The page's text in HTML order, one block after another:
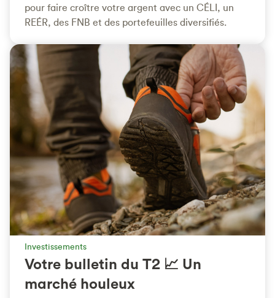
pour faire croître votre argent avec un CÉLI, un
REÉR, des FNB et des portefeuilles diversifiés.
Investissements
Votre bulletin du T2 📈 Un
marché houleux